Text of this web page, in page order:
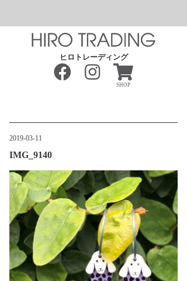
ヒロトレーディング
SHOP
2019-03-11
IMG_9140